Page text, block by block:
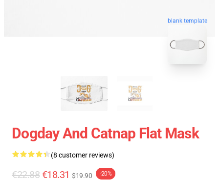
blank template
Dogday And Catnap Flat Mask
(8 customer reviews)
€22.88 €18.31 $19.90 -20%